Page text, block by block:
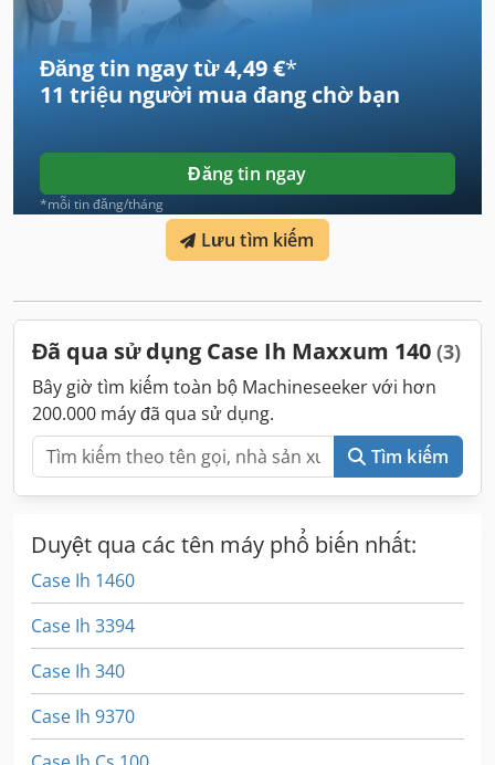
Đăng tin ngay từ 4,49 €*
11 triệu người mua đang chờ bạn
Đăng tin ngay
*mỗi tin đăng/tháng
Lưu tìm kiếm
Đã qua sử dụng Case Ih Maxxum 140 (3)
Bây giờ tìm kiếm toàn bộ Machineseeker với hơn
200.000 máy đã qua sử dụng.
Tìm kiếm
Duyệt qua các tên máy phổ biến nhất:
Case Ih 1460
Case Ih 3394
Case Ih 340
Case Ih 9370